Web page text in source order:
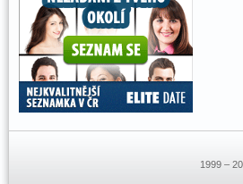
1999 –